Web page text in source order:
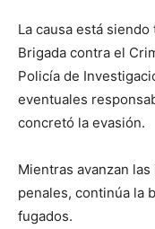
La causa está
Brigada contra el
Policía de
eventuales
concretó la evasión.
Mientras avanzan
penales, continúa la
fugados.